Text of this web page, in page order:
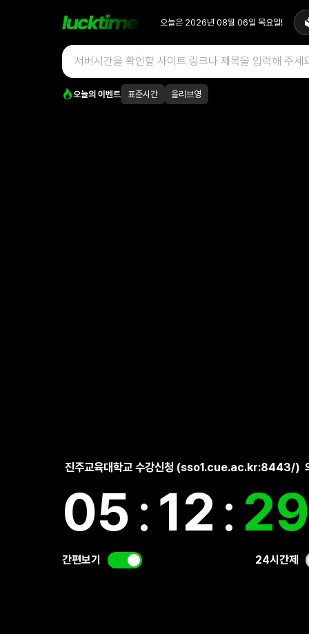
오늘은 2026년 08월 06일 목요일!
오늘의 이벤트 표준시간 올리브영
진주교육대학교 수강신청 (sso1.cue.ac.kr:8443/)
05:12 :
간편보기 24시간제